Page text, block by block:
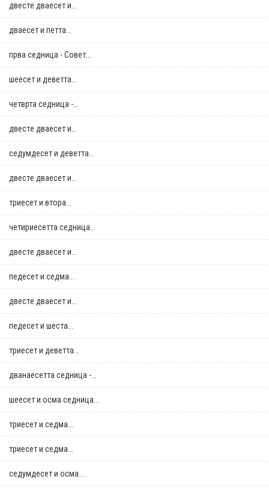
двестe дваесет и...
дваесет и петта...
прва седница - Совет...
шеесет и деветта...
четврта седница -...
двестe дваесет и...
седумдесет и деветта...
двестe дваесет и...
триесет и втора...
четириесетта седница...
двестe дваесет и...
педесет и седма...
двестe дваесет и...
педесет и шеста...
триесет и деветта...
дванаесетта седница -...
шеесет и осма седница...
триесет и седма...
триесет и седма...
седумдесет и осма...